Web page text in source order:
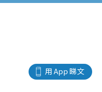
用 App 睇文